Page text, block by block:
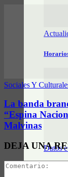
Datos
Sociales Y
La banda
“Espina
Malvinas
DEJA UNA